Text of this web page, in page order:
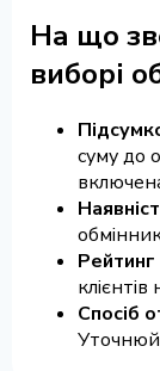
На що
виборі
суму до
Рейтинг
Спосіб